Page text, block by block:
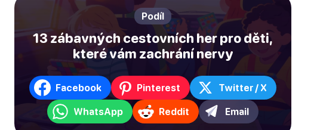
Podíl
13 zábavných cestovních her pro děti,
které vám zachrání nervy
Facebook Pinterest Twitter / X
WhatsApp Reddit Email